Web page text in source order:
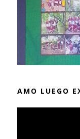
AMO LUEGO